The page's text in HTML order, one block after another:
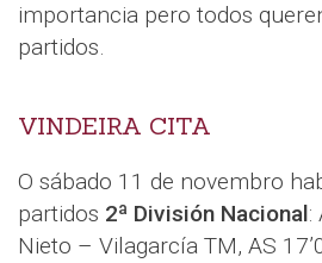
importancia pero todos
partidos.
VINDEIRA CITA
O sábado 11 de novembro
partidos 2ª División Nacional:
Nieto – Vilagarcía TM, AS